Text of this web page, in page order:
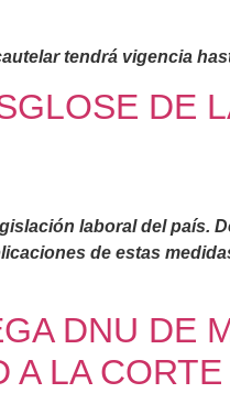
tendrá vigencia
DE
laboral del país.
de estas
DNU DE
A LA